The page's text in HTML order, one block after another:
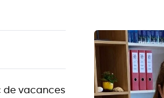
de vacances